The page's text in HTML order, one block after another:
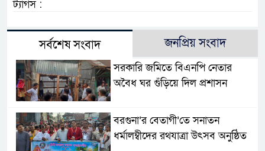
ট্যাগস :
সর্বশেষ সংবাদ জনপ্রিয় সংবাদ
সরকারি জমিতে বিএনপি নেতার
অবৈধ ঘর গুঁড়িয়ে দিল প্রশাসন
বরগুনা’র বেতাগী’তে সনাতন
ধর্মালম্বীদের রথযাত্রা উৎসব অনুষ্ঠিত